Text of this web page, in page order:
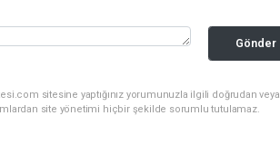
Gönder
sitesine yaptığınız yorumunuzla ilgili doğrudan veya
site yönetimi hiçbir şekilde sorumlu tutulamaz.